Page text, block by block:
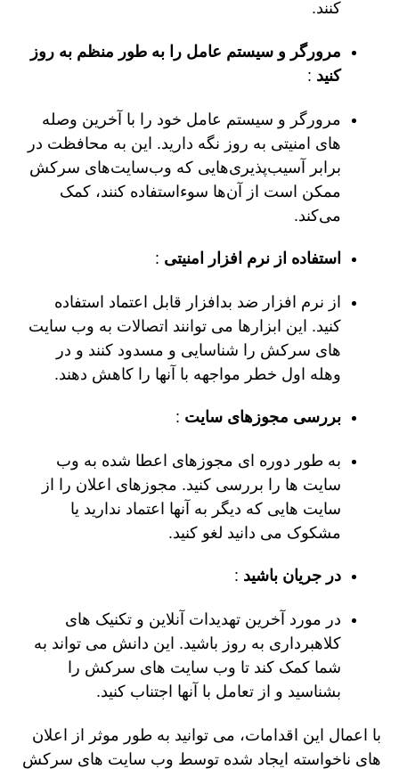
کنند.
مرورگر و سیستم عامل را به طور منظم به روز
کنید :
مرورگر و سیستم عامل خود را با آخرین وصله
های امنیتی به روز نگه دارید. این به محافظت در
برابر آسیب‌پذیری‌هایی که وب‌سایت‌های سرکش
ممکن است از آن‌ها سوءاستفاده کنند، کمک
می‌کند.
استفاده از نرم افزار امنیتی :
از نرم افزار ضد بدافزار قابل اعتماد استفاده
کنید. این ابزارها می توانند اتصالات به وب سایت
های سرکش را شناسایی و مسدود کنند و در
وهله اول خطر مواجهه با آنها را کاهش دهند.
بررسی مجوزهای سایت :
به طور دوره ای مجوزهای اعطا شده به وب
سایت ها را بررسی کنید. مجوزهای اعلان را از
سایت هایی که دیگر به آنها اعتماد ندارید یا
مشکوک می دانید لغو کنید.
در جریان باشید :
در مورد آخرین تهدیدات آنلاین و تکنیک های
کلاهبرداری به روز باشید. این دانش می تواند به
شما کمک کند تا وب سایت های سرکش را
بشناسید و از تعامل با آنها اجتناب کنید.
با اعمال این اقدامات، می توانید به طور موثر از اعلان
های ناخواسته ایجاد شده توسط وب سایت های سرکش